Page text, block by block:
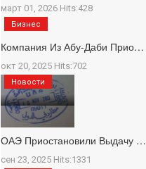
март 01, 2026 Hits:428
Компания Из Абу-Даби Прио…
окт 20, 2025 Hits:702
Бизнес
ОАЭ Приостановили Выдачу …
сен 23, 2025 Hits:1331
Новости